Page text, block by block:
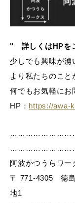
" 詳しくはHPを
少しでも興味が湧
より私たちのこと
何でもお気軽にお
HP： https://awa-
阿波かつうらワー
〒 771-4305 徳
地1